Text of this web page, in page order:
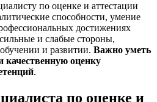
по оценке и аттестации
способности, умение
достижениях
и слабые стороны,
и развитии. Важно уметь
качественную оценку
.
по оценке и